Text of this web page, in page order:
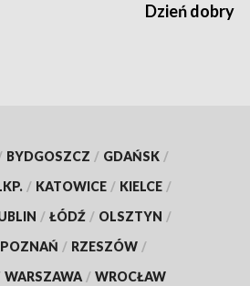
Dzień dobry
BYDGOSZCZ / GDAŃSK /
/ KATOWICE / KIELCE /
/ ŁÓDŹ / OLSZTYN /
POZNAŃ / RZESZÓW /
WARSZAWA / WROCŁAW